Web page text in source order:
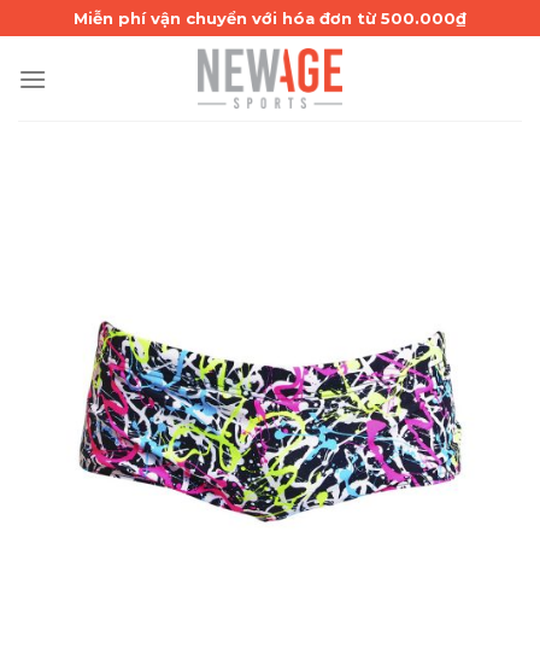
to
content
Miễn phí vận chuyển với hóa đơn từ 500.000₫